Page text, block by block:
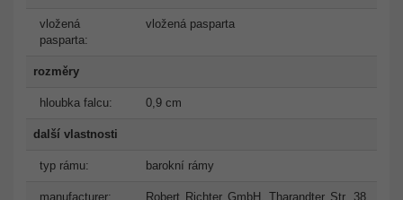
vložená
pasparta:
vložená pasparta
rozměry
hloubka falcu: 0,9 cm
další vlastnosti
typ rámu: barokní rámy
manufacturer:
Robert Richter GmbH, Tharandter Str. 38,